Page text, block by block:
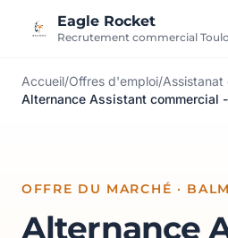
Eagle Rocket
Recrutement commercial
Accueil/Offres d'emploi/Assistanat
Alternance Assistant commercial
OFFRE DU MARCHÉ ·
Alternance